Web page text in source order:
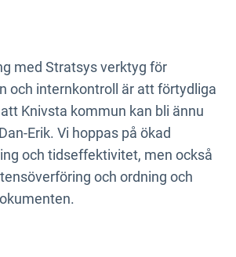
med Stratsys verktyg för
och internkontroll är att förtydliga
Knivsta kommun kan bli ännu
Erik. Vi hoppas på ökad
och tidseffektivitet, men också
och ordning och